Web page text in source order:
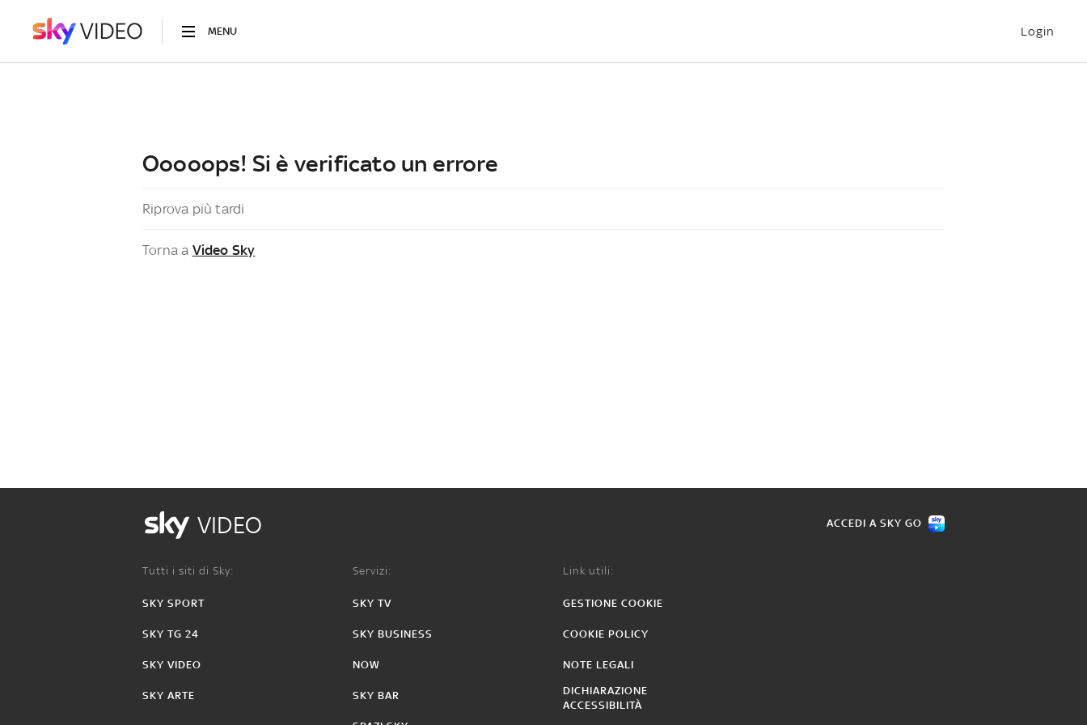
MENU Login
Ooooops! Si è verificato un errore
Riprova più tardi
Torna a Video Sky
VIDEO ACCEDI A SKY GO
Tutti i siti di Sky:
SKY SPORT
SKY TG 24
SKY VIDEO
SKY ARTE
Servizi:
SKY TV
SKY BUSINESS
NOW
SKY BAR
Link utili:
GESTIONE COOKIE
COOKIE POLICY
NOTE LEGALI
DICHIARAZIONE
ACCESSIBILITÀ